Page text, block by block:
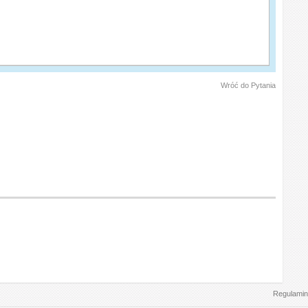
Wróć do Pytania
Regulamin